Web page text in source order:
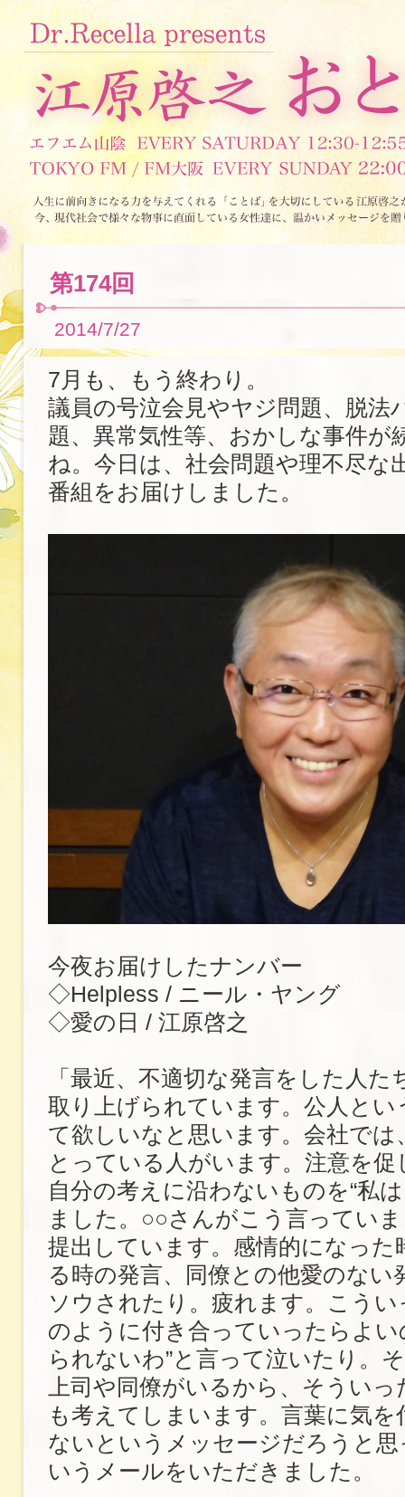
第174回
2014/7/27
7月も、もう終わり。
議員の号泣会見やヤジ問題、脱法
題、異常気性等、おかしな事件が
ね。今日は、社会問題や理不尽な
番組をお届けしました。
今夜お届けしたナンバー
◇Helpless / ニール・ヤング
◇愛の日 / 江原啓之
「最近、不適切な発言をした人
取り上げられています。公人とい
て欲しいなと思います。会社では
とっている人がいます。注意を
自分の考えに沿わないものを“私
ました。○○さんがこう言ってい
提出しています。感情的になった
る時の発言、同僚との他愛のない
ソウされたり。疲れます。こう
のように付き合っていったらよい
られないわ”と言って泣いたり。
上司や同僚がいるから、そうい
も考えてしまいます。言葉に気
ないというメッセージだろうと
いうメールをいただきました。